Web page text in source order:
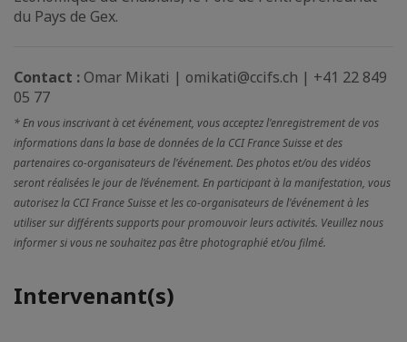
du Pays de Gex.
Contact : Omar Mikati | omikati@ccifs.ch | +41 22 849
05 77
* En vous inscrivant à cet événement, vous acceptez l'enregistrement de vos
informations dans la base de données de la CCI France Suisse et des
partenaires co-organisateurs de l'événement. Des photos et/ou des vidéos
seront réalisées le jour de l’événement. En participant à la manifestation, vous
autorisez la CCI France Suisse et les co-organisateurs de l'événement à les
utiliser sur différents supports pour promouvoir leurs activités. Veuillez nous
informer si vous ne souhaitez pas être photographié et/ou filmé.
Intervenant(s)